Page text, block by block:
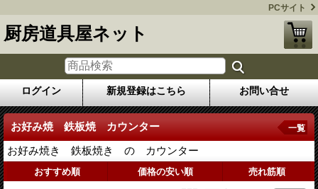
PCサイト
厨房道具屋ネット
ログイン 新規登録はこちら お問い合せ
お好み焼 鉄板焼 カウンター
お好み焼き 鉄板焼き の カウンター
一覧
おすすめ順 価格の安い順 売れ筋順